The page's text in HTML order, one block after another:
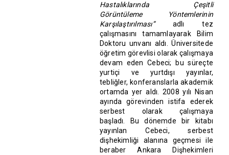
Hastalıklarında Çeşitli
Görüntüleme Yöntemlerinin
Karşılaştırılması”adlı tez
çalışmasını tamamlayarak Bilim
Doktoru unvanı aldı. Üniversitede
öğretim görevlisi olarak çalışmaya
devam eden Cebeci; bu süreçte
yurtiçi ve yurtdışı yayınlar,
tebliğler, konferanslarla akademik
ortamda yer aldı. 2008 yılı Nisan
ayında görevinden istifa ederek
serbest olarak çalışmaya
başladı. Bu dönemde bir kitabı
yayınlan Cebeci, serbest
dişhekimliği alanına geçmesi ile
beraber Ankara Dişhekimleri